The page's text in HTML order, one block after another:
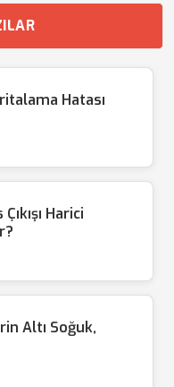
Hatası
Harici
Altı Soğuk,